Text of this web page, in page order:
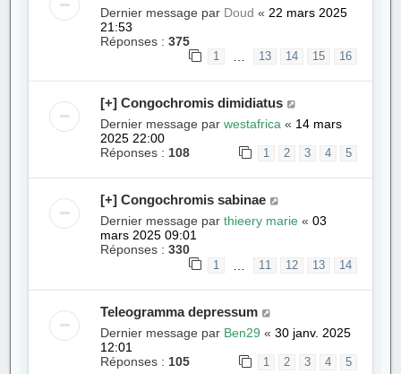
Dernier message par Doud « 22 mars 2025
21:53
Réponses :375
1 … 13 14 15 16
[+] Congochromis dimidiatus
Dernier message parwestafrica « 14 mars
2025 22:00
Réponses : 108 1 2 3 4 5
[+] Congochromis sabinae
Dernier message parthieery marie «03
mars 2025 09:01
Réponses :330
1 11 12 13 14
Teleogramma depressum
Dernier message par Ben29 «30 janv. 2025
12:01
Réponses : 105 1 2 3 4 5